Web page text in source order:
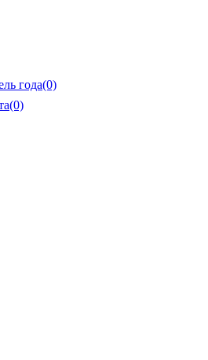
года(0)
(0)